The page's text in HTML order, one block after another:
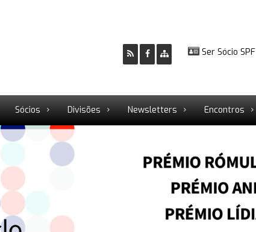
Ser Sócio SPF
Sócios Divisões Newsletters Encontros